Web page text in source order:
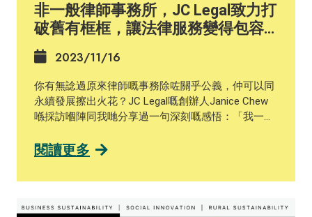
#sdgs #undp #HSBC
非一般律師事務所，JC Legal致力打
破舊有框框，讓法律服務變得包容
且易於接觸】
2023/11/16
你有無諗過原來律師嘅事務除咗關乎公義，仲可以同
永續發展擦出火花？JC Legal嘅創辦人Janice Chew
喺採訪嗰陣同我哋分享過一句深刻嘅感悟：「我一直
意思，你不會做得好。」 有心但點樣去將喺ESG呢幾
「愛．傳遞」基金會支持有特殊教育需求和自閉症人
閱讀更多